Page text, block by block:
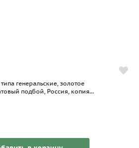
генеральские, золотое
подбой, Россия, копия...